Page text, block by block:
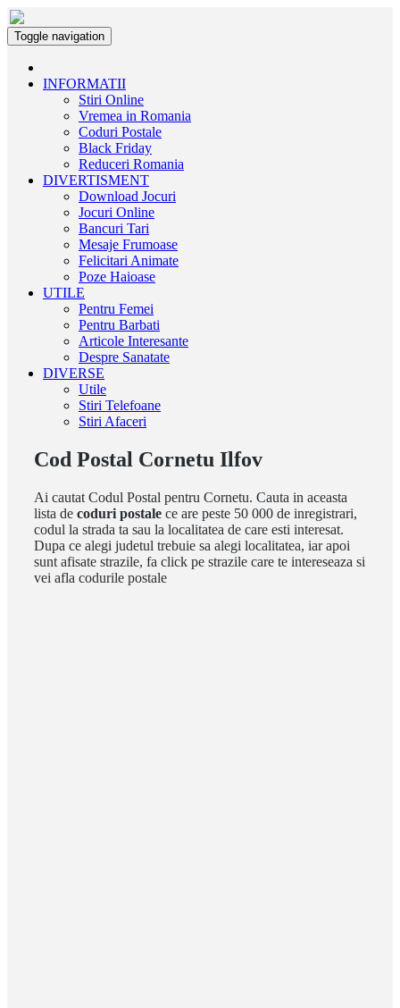
Toggle navigation
INFORMATII
Stiri Online
Vremea in Romania
Coduri Postale
Black Friday
Reduceri Romania
DIVERTISMENT
Download Jocuri
Jocuri Online
Bancuri Tari
Mesaje Frumoase
Felicitari Animate
Poze Haioase
UTILE
Pentru Femei
Pentru Barbati
Articole Interesante
Despre Sanatate
DIVERSE
Utile
Stiri Telefoane
Stiri Afaceri
Cod Postal Cornetu Ilfov
Ai cautat Codul Postal pentru Cornetu. Cauta in aceasta
lista de coduri postale ce are peste 50 000 de inregistrari,
codul la strada ta sau la localitatea de care esti interesat.
Dupa ce alegi judetul trebuie sa alegi localitatea, iar apoi
sunt afisate strazile, fa click pe strazile care te intereseaza si
vei afla codurile postale